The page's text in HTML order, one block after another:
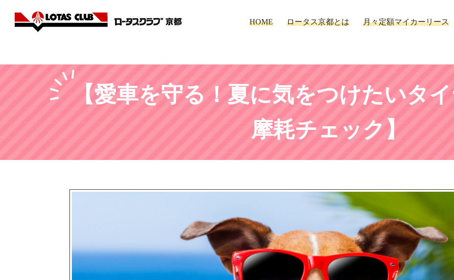
HOME ロータス京都とは 月々定額マイカーリース
【愛車を守る！夏に気をつけたいタ
摩耗チェック】